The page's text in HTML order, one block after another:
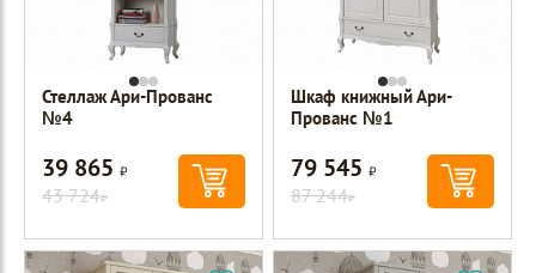
Стеллаж Ари-Прованс
№4
39 865Р
43 724Р
Шкаф книжный Ари-
Прованс №1
79 545Р
87 244Р